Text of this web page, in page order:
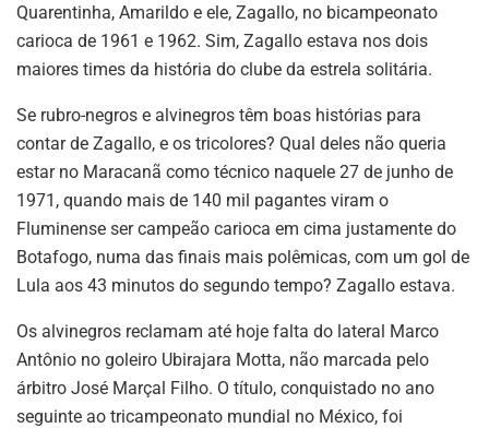
Quarentinha, Amarildo e ele, Zagallo, no bicampeonato
carioca de 1961 e 1962. Sim, Zagallo estava nos dois
maiores times da história do clube da estrela solitária.
Se rubro-negros e alvinegros têm boas histórias para
contar de Zagallo, e os tricolores? Qual deles não queria
estar no Maracanã como técnico naquele 27 de junho de
1971, quando mais de 140 mil pagantes viram o
Fluminense ser campeão carioca em cima justamente do
Botafogo, numa das finais mais polêmicas, com um gol de
Lula aos 43 minutos do segundo tempo? Zagallo estava.
Os alvinegros reclamam até hoje falta do lateral Marco
Antônio no goleiro Ubirajara Motta, não marcada pelo
árbitro José Marçal Filho. O título, conquistado no ano
seguinte ao tricampeonato mundial no México, foi